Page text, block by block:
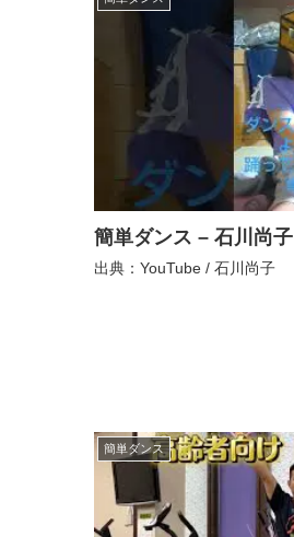
簡単ダンス – 石川尚子
出典：YouTube / 石川尚子
簡単ダンス